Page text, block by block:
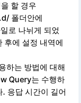
할 경우
폴더안에
로 나뉘게 되었
후에 설정 내역에
는 방법에 대해
Query는 수행하
응답 시간이 길어